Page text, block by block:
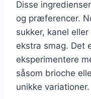
Disse
og præferencer.
sukker, kanel
ekstra smag. Det
eksperimentere
såsom brioche
unikke variationer.